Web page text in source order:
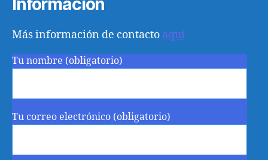
Información
Más información de contacto aquí
Tu nombre (obligatorio)
Tu correo electrónico (obligatorio)